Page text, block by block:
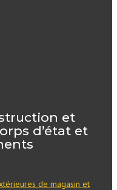
et
d’état et
de magasin et